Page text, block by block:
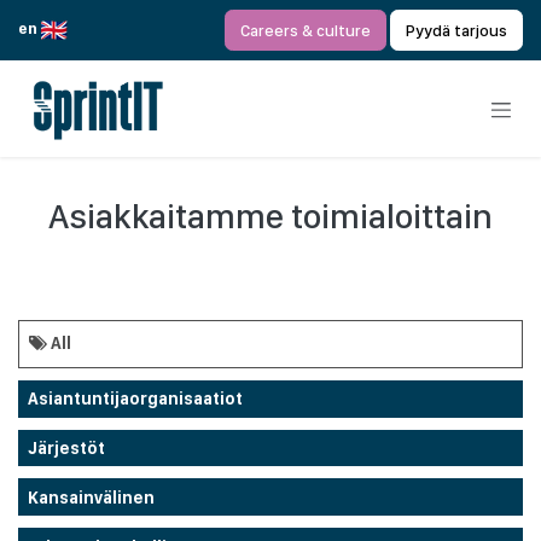
en
Careers & culture Pyydä tarjous
Asiakkaitamme toimialoittain
All
Asiantuntijaorganisaatiot
Järjestöt
Kansainvälinen